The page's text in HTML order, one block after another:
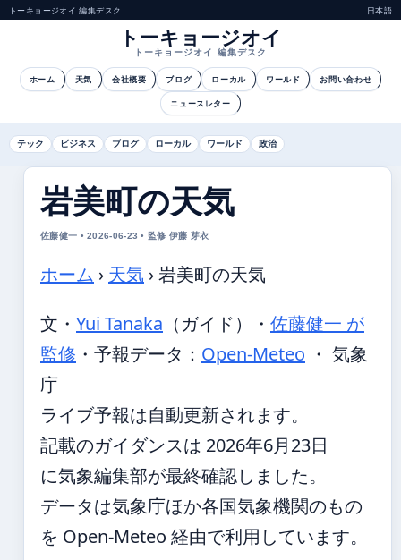
トーキョージオイ 編集デスク 日本語
トーキョージオイ
トーキョージオイ 編集デスク
ホーム 天気 会社概要 ブログ ローカル ワールド お問い合わせ
ニュースレター
テック ビジネス ブログ ローカル ワールド 政治
岩美町の天気
佐藤健一 • 2026-06-23 • 監修 伊藤 芽衣
ホーム › 天気 ›岩美町の天気
文・ Yui Tanaka （ガイド） ・ 佐藤健一 が
監修 ・ 予報データ： Open-Meteo ・ 気象
庁
ライブ予報は自動更新されます。
記載のガイダンスは 2026年6月23日
に気象編集部が最終確認しました。
データは気象庁ほか各国気象機関のもの
を Open-Meteo 経由で利用しています。